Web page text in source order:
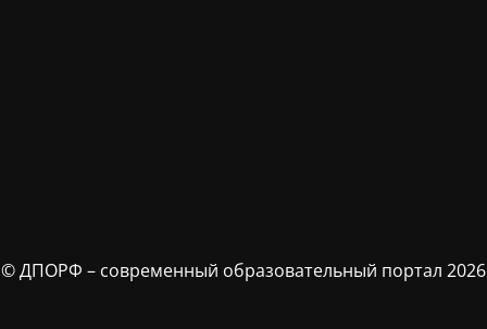
© ДПОРФ – современный образовательный портал 2026